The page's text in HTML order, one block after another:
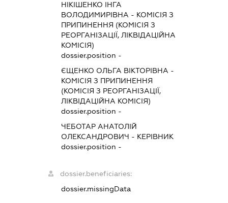
НІКІШЕНКО ІНГА
ВОЛОДИМИРІВНА - КОМІСІЯ З
ПРИПИНЕННЯ (КОМІСІЯ З
РЕОРГАНІЗАЦІЇ, ЛІКВІДАЦІЙНА
КОМІСІЯ)
dossier.position -
ЄЩЕНКО ОЛЬГА ВІКТОРІВНА -
КОМІСІЯ З ПРИПИНЕННЯ
(КОМІСІЯ З РЕОРГАНІЗАЦІЇ,
ЛІКВІДАЦІЙНА КОМІСІЯ)
dossier.position -
ЧЕБОТАР АНАТОЛІЙ
ОЛЕКСАНДРОВИЧ - КЕРІВНИК
dossier.position -
dossier.beneficiaries:
dossier.missingData